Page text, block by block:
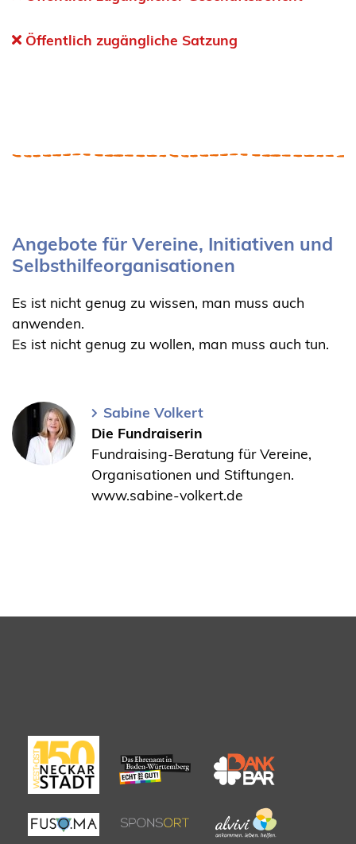
Öffentlich zugängliche Satzung
Angebote für Vereine, Initiativen und
Selbsthilfeorganisationen
Es ist nicht genug zu wissen, man muss auch
anwenden.
Es ist nicht genug zu wollen, man muss auch tun.
Sabine Volkert
Die Fundraiserin
Fundraising-Beratung für Vereine,
Organisationen und Stiftungen.
www.sabine-volkert.de